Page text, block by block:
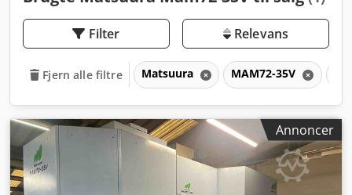
Filter Relevans
Fjern alle filtre Matsuura MAM72-35V
Annoncer